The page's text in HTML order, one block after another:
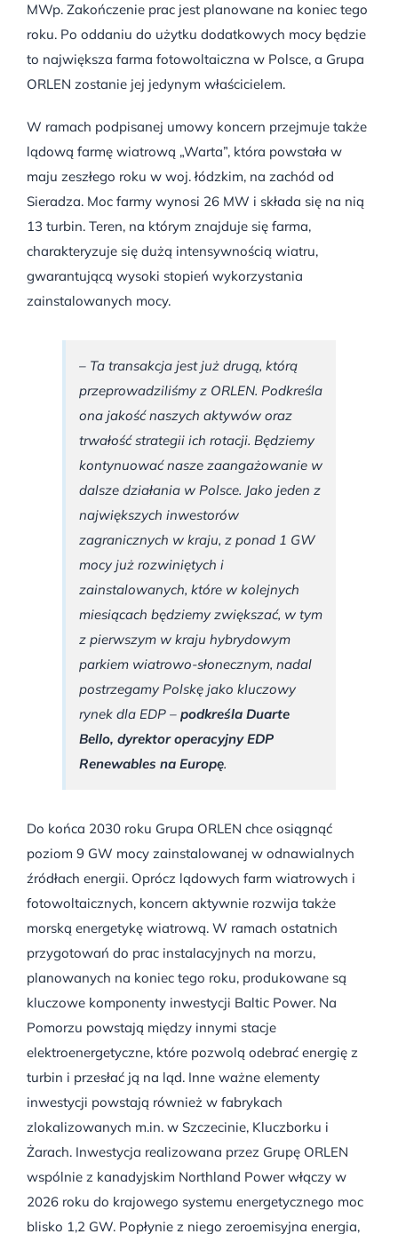
MWp. Zakończenie prac jest planowane na koniec tego
roku. Po oddaniu do użytku dodatkowych mocy będzie
to największa farma fotowoltaiczna w Polsce, a Grupa
ORLEN zostanie jej jedynym właścicielem.
W ramach podpisanej umowy koncern przejmuje także
lądową farmę wiatrową „Warta”, która powstała w
maju zeszłego roku w woj. łódzkim, na zachód od
Sieradza. Moc farmy wynosi 26 MW i składa się na nią
13 turbin. Teren, na którym znajduje się farma,
charakteryzuje się dużą intensywnością wiatru,
gwarantującą wysoki stopień wykorzystania
zainstalowanych mocy.
– Ta transakcja jest już drugą, którą
przeprowadziliśmy z ORLEN. Podkreśla
ona jakość naszych aktywów oraz
trwałość strategii ich rotacji. Będziemy
kontynuować nasze zaangażowanie w
dalsze działania w Polsce. Jako jeden z
największych inwestorów
zagranicznych w kraju, z ponad 1 GW
mocy już rozwiniętych i
zainstalowanych, które w kolejnych
miesiącach będziemy zwiększać, w tym
z pierwszym w kraju hybrydowym
parkiem wiatrowo-słonecznym, nadal
postrzegamy Polskę jako kluczowy
rynek dla EDP – podkreśla Duarte
Bello, dyrektor operacyjny EDP
Renewables na Europę.
Do końca 2030 roku Grupa ORLEN chce osiągnąć
poziom 9 GW mocy zainstalowanej w odnawialnych
źródłach energii. Oprócz lądowych farm wiatrowych i
fotowoltaicznych, koncern aktywnie rozwija także
morską energetykę wiatrową. W ramach ostatnich
przygotowań do prac instalacyjnych na morzu,
planowanych na koniec tego roku, produkowane są
kluczowe komponenty inwestycji Baltic Power. Na
Pomorzu powstają między innymi stacje
elektroenergetyczne, które pozwolą odebrać energię z
turbin i przesłać ją na ląd. Inne ważne elementy
inwestycji powstają również w fabrykach
zlokalizowanych m.in. w Szczecinie, Kluczborku i
Żarach. Inwestycja realizowana przez Grupę ORLEN
wspólnie z kanadyjskim Northland Power włączy w
2026 roku do krajowego systemu energetycznego moc
blisko 1,2 GW. Popłynie z niego zeroemisyjna energia,